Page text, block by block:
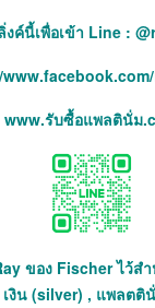
งค์นี้เพื่อเข้า Line :
www.รับซื้อแพลตินั่ม
ของ Fischer ไว้ส
งิน (silver) , แพลตติ